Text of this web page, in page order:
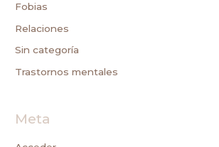
Fobias
Relaciones
Sin categoría
Trastornos mentales
Meta